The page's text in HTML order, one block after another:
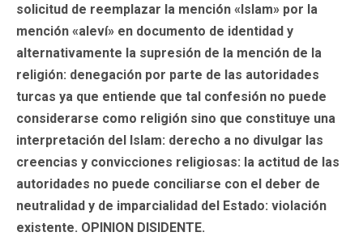
solicitud de reemplazar la mención «Islam» por la
mención «aleví» en documento de identidad y
alternativamente la supresión de la mención de la
religión: denegación por parte de las autoridades
turcas ya que entiende que tal confesión no puede
considerarse como religión sino que constituye una
interpretación del Islam: derecho a no divulgar las
creencias y convicciones religiosas: la actitud de las
autoridades no puede conciliarse con el deber de
neutralidad y de imparcialidad del Estado: violación
existente. OPINION DISIDENTE.